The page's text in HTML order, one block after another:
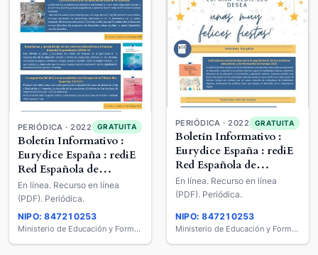
PERIÓDICA · 2022 GRATUITA
Boletín Informativo :
Eurydice España : rediE
Red Española de
Información sobre
Educación
En línea. Recurso en línea
(PDF). Periódica.
NIPO: 847210253
Ministerio de Educación y Formación Profesional
PERIÓDICA · 2022 GRATUITA
Boletín Informativo :
Eurydice España : rediE
Red Española de
Información sobre
Educación
En línea. Recurso en línea
(PDF). Periódica.
NIPO: 847210253
Ministerio de Educación y Formación Profesional